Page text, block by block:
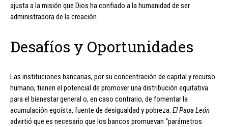
ajusta a la misión que Dios ha confiado a la humanidad de ser
administradora de la creación.
Desafíos y Oportunidades
Las instituciones bancarias, por su concentración de capital y recurso
humano, tienen el potencial de promover una distribución equitativa
para el bienestar general o, en caso contrario, de fomentar la
acumulación egoísta, fuente de desigualdad y pobreza. El Papa León
advirtió que es necesario que los bancos promuevan “parámetros